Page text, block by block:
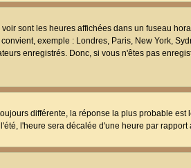
sont les heures affichées dans un fuseau
exemple : Londres, Paris, New York,
enregistrés. Donc, si vous n'êtes pas
différente, la réponse la plus probable
l'heure sera décalée d'une heure par